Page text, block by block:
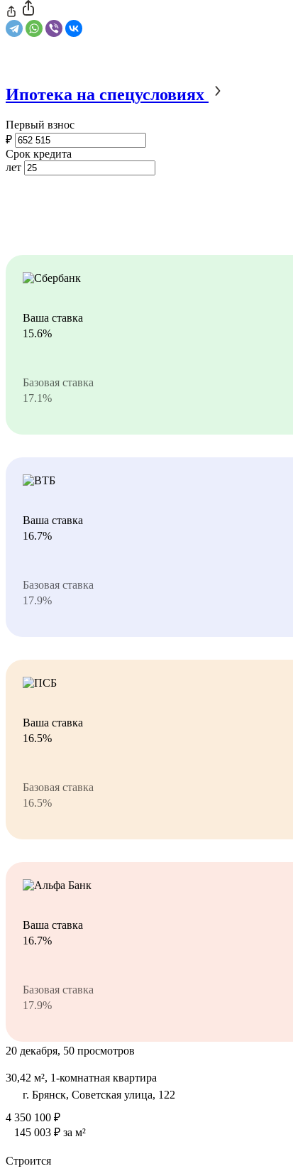
Ипотека на спецусловиях
Первый взнос
₽
Срок кредита
лет
Ваша ставка
15.6%
Базовая ставка
17.1%
Ваша ставка
16.7%
Базовая ставка
17.9%
Ваша ставка
16.5%
Базовая ставка
16.5%
Ваша ставка
16.7%
Базовая ставка
17.9%
20 декабря, 50 просмотров
30,42 м², 1-комнатная квартира
г. Брянск, Советская улица, 122
4 350 100 ₽
145 003 ₽ за м²
Строится